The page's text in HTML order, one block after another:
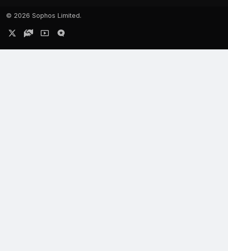
© 2026 Sophos Limited.